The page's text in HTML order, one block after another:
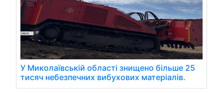
У Миколаївській області знищено більше 25
тисяч небезпечних вибухових матеріалів.